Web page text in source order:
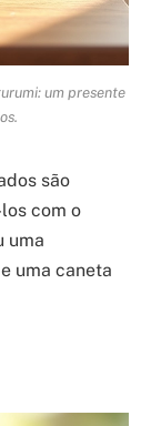
um presente
são
com o
uma
uma caneta